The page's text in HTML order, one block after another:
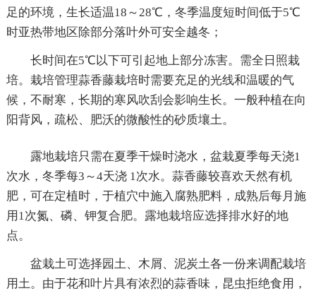
足的环境，生长适温18～28℃，冬季温度短时间低于5℃
时亚热带地区除部分落叶外可安全越冬；
长时间在5℃以下可引起地上部分冻害。需全日照栽
培。栽培管理蒜香藤栽培时需要充足的光线和温暖的气
候，不耐寒，长期的寒风吹刮会影响生长。一般种植在向
阳背风，疏松、肥沃的微酸性的砂质壤土。
露地栽培只需在夏季干燥时浇水，盆栽夏季每天浇1
次水，冬季每3～4天浇 1次水。蒜香藤较喜欢天然有机
肥，可在定植时，于植穴中施入腐熟肥料，成熟后每月施
用1次氮、磷、钾复合肥。露地栽培应选择排水好的地
点。
盆栽土可选择园土、木屑、泥炭土各一份来调配栽培
用土。由于花和叶片具有浓烈的蒜香味，昆虫拒绝食用，